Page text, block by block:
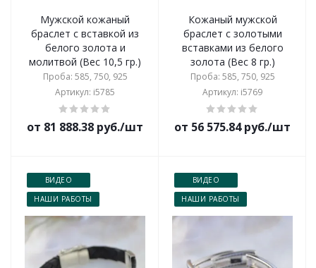
Мужской кожаный
браслет с вставкой из
белого золота и
молитвой (Вес 10,5 гр.)
Проба: 585, 750, 925
Артикул: i5785
от 81 888.38 руб./шт
Кожаный мужской
браслет с золотыми
вставками из белого
золота (Вес 8 гр.)
Проба: 585, 750, 925
Артикул: i5769
от 56 575.84 руб./шт
ВИДЕО
НАШИ РАБОТЫ
ВИДЕО
НАШИ РАБОТЫ